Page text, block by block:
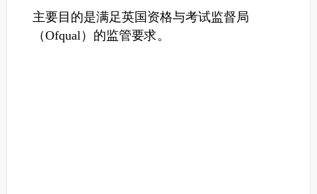
主要目的是满足英国资格与考试监督局
（Ofqual）的监管要求。